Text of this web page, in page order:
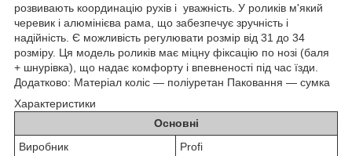
розвивають координацію рухів і уважність. У роликів м'який
черевик і алюмінієва рама, що забезпечує зручність і
надійність. Є можливість регулювати розмір від 31 до 34
розміру. Ця модель роликів має міцну фіксацію по нозі (баля
+ шнурівка), що надає комфорту і впевненості під час їзди.
Додатково: Матеріал коліс — поліуретан Паковання — сумка
Характеристики
Основні
Виробник
Profi